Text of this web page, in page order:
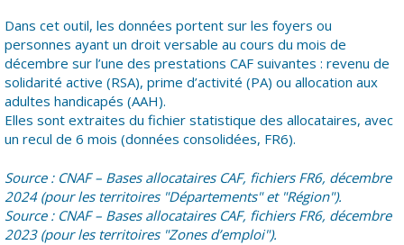
Dans cet outil, les données portent sur les foyers ou
personnes ayant un droit versable au cours du mois de
décembre sur l’une des prestations CAF suivantes : revenu de
solidarité active (RSA), prime d’activité (PA) ou allocation aux
adultes handicapés (AAH).
Elles sont extraites du fichier statistique des allocataires, avec
un recul de 6 mois (données consolidées, FR6).
Source : CNAF – Bases allocataires CAF, fichiers FR6, décembre
2024 (pour les territoires "Départements" et "Région").
Source : CNAF – Bases allocataires CAF, fichiers FR6, décembre
2023 (pour les territoires "Zones d’emploi").